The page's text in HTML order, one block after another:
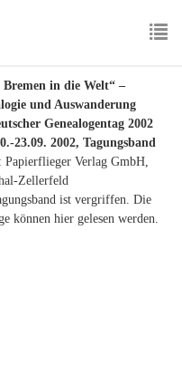
Bremen in die Welt“ –
und Auswanderung
Genealogentag 2002
23.09. 2002, Tagungsband
Papierflieger Verlag GmbH,
Zellerfeld
ist vergriffen. Die
können hier gelesen werden.